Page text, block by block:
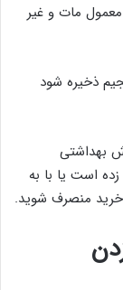
مات و غیر
ذخیره شود
بهداشتی
است یا با به
منصرف شوید.